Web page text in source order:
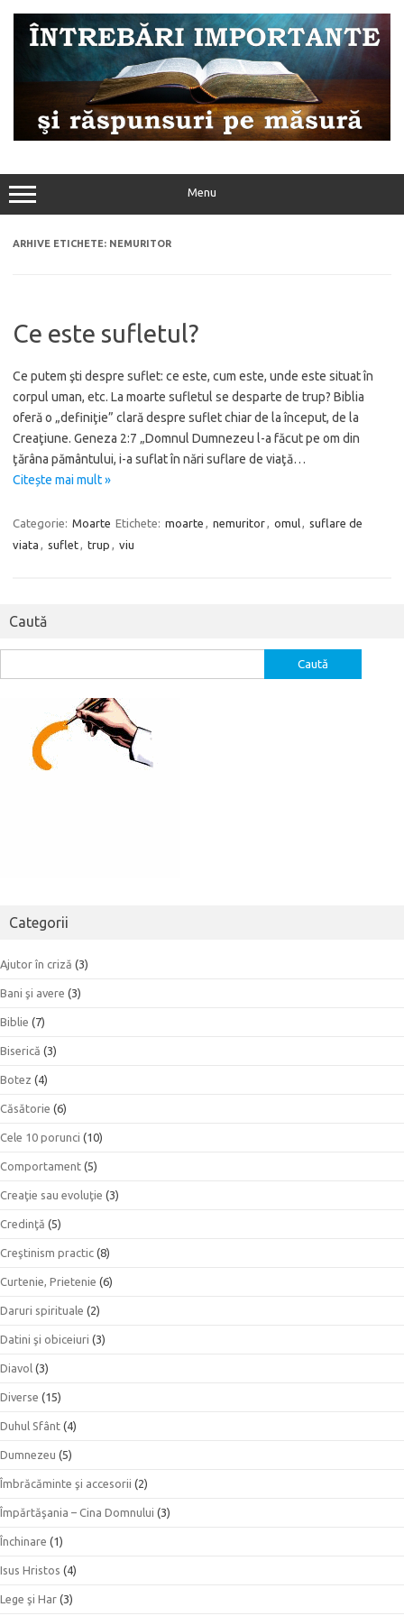
conținut
Menu
ARHIVE ETICHETE: NEMURITOR
Ce este sufletul?
Ce putem şti despre suflet: ce este, cum este, unde este situat în
corpul uman, etc. La moarte sufletul se desparte de trup? Biblia
oferă o „definiţie” clară despre suflet chiar de la început, de la
Creaţiune. Geneza 2:7 „Domnul Dumnezeu l-a făcut pe om din
ţărâna pământului, i-a suflat în nări suflare de viaţă…
Citește mai mult »
Categorie: Moarte Etichete: moarte nemuritor omul
suflare de
viata
suflet trup viu
Caută
după:
Categorii
Ajutor în criză (3)
Bani şi avere (3)
Biblie (7)
Biserică (3)
Botez (4)
Căsătorie (6)
Cele 10 porunci (10)
Comportament (5)
Creaţie sau evoluţie (3)
Credinţă (5)
Creştinism practic (8)
Curtenie, Prietenie (6)
Daruri spirituale (2)
Datini şi obiceiuri (3)
Diavol (3)
Diverse (15)
Duhul Sfânt (4)
Dumnezeu (5)
Îmbrăcăminte şi accesorii (2)
Împărtăşania – Cina Domnului (3)
Închinare (1)
Isus Hristos (4)
Lege şi Har (3)